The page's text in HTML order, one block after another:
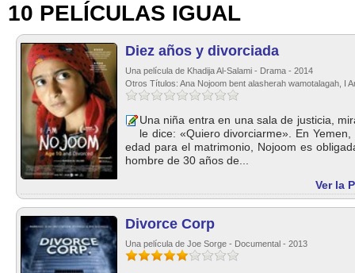
10 PELÍCULAS IGUAL
Diez años y divorciada
Una película de Khadija Al-Salami - Drama - 2014
Otros Títulos: Ana Nojoom bent alasherah wamotalagah, I
Una niña entra en una sala de justicia,
le dice: «Quiero divorciarme». En
edad para el matrimonio, Nojoom es
hombre de 30 años de...
Ver la
Divorce Corp
Una película de Joe Sorge - Documental - 2013